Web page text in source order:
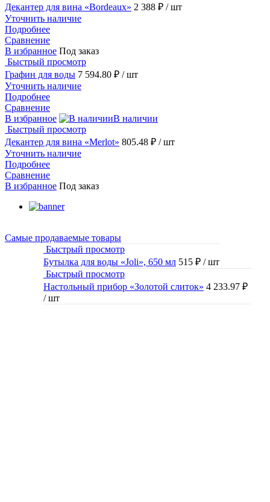
Декантер для вина «Bordeaux» 2 388 ₽ / шт
Уточнить наличие
Подробнее
Сравнение
В избранное Под заказ
Быстрый просмотр
Графин для воды 7 594.80 ₽ / шт
Уточнить наличие
Подробнее
Сравнение
В избранное
В наличии
Быстрый просмотр
Декантер для вина «Merlot» 805.48 ₽ / шт
Уточнить наличие
Подробнее
Сравнение
В избранное Под заказ
Самые продаваемые товары
Быстрый просмотр
Бутылка для воды «Joli», 650 мл 515 ₽ / шт
Быстрый просмотр
Настольный прибор «Золотой слиток» 4 233.97 ₽
/ шт